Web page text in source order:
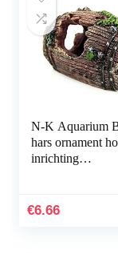
N-K Aquarium
hars ornament
inrichting
nuttig en praktisch
€6.66